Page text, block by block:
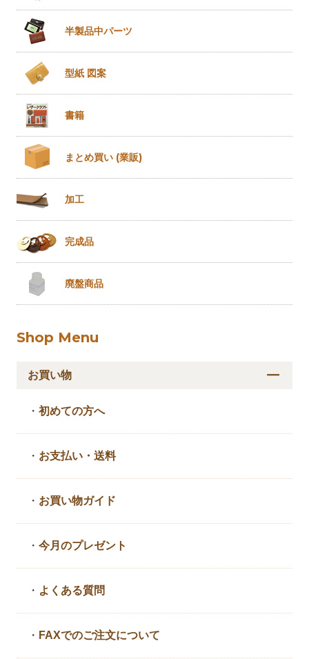
半製品中パーツ
型紙 図案
書籍
まとめ買い (業販)
加工
完成品
廃盤商品
Shop Menu
お買い物
・初めての方へ
・ お支払い・送料
・ お買い物ガイド
・今月のプレゼント
・ よくある質問
・ FAXでのご注文について